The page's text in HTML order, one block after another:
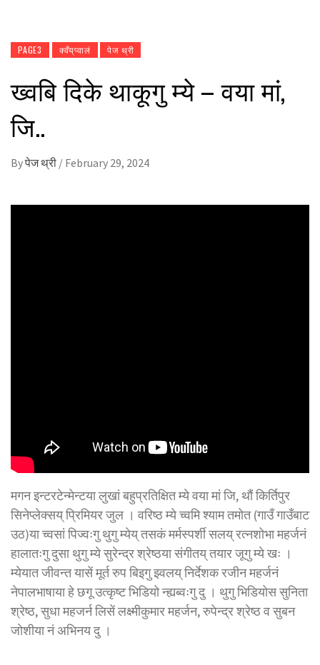
PAGE3 क्वँय्‌प्वालं पेज थ्री
ख्वबि दिके थाकूगु म्ये – वया मां,
जि..
Byपेज थ्री / February 29, 2024
मगन इन्टरटेन्मेन्टया लुखां बहुप्रतिक्षित म्ये वया मां जि, थौं किर्तिपुर
सिनेप्लेक्सय् प्रिमियर जुल । वरिष्ठ म्ये च्वमि श्याम तमोत (गाउँ गाउँबाट
उठ)या च्वसां पिज्वःगु थुगु म्येय् तसकं मर्मस्पर्शी सलय् रत्नशोभा महर्जनं
हालातःगु दुसा थुगु म्ये सुरेन्द्र श्रेष्ठया संगीतय् तयार जूगु म्ये खः ।
म्येयात जीवन्त यासें मूर्त रुप बिइगु झ्वलय् निर्देशक रजीन महर्जनं
नेपालभाषाया हे छगू उत्कृष्ट भिडियो न्ह्यब्वःगु दु । थुगु भिडियोस सुनिता
श्रेष्ठ, सुधा महजर्न लिसें लक्ष्मीकुमार महर्जन, रुपेन्द्र श्रेष्ठ व सुबन
जोशीया नं अभिनय दु ।